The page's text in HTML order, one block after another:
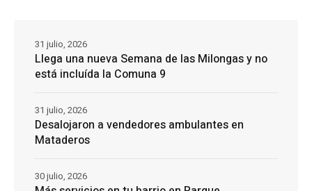
Llega una nueva Semana de las Milongas y no
está incluída la Comuna 9
31 julio, 2026
Desalojaron a vendedores ambulantes en
Mataderos
31 julio, 2026
30 julio, 2026